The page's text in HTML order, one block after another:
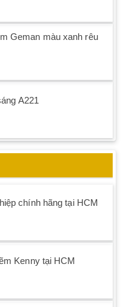
Geman màu xanh rêu
A221
chính hãng tại HCM
Kenny tại HCM